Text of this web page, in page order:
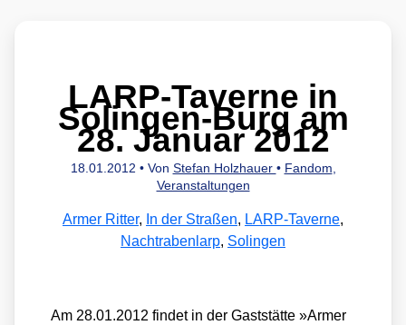
LARP-Taverne in
Solingen-Burg am
28. Januar 2012
18.01.2012 • Von Stefan Holzhauer • Fandom,
Veranstaltungen
Armer Ritter, In der Straßen, LARP-Taverne,
Nachtrabenlarp, Solingen
Am 28.01.2012 fin­det in der Gast­stät­te »Armer